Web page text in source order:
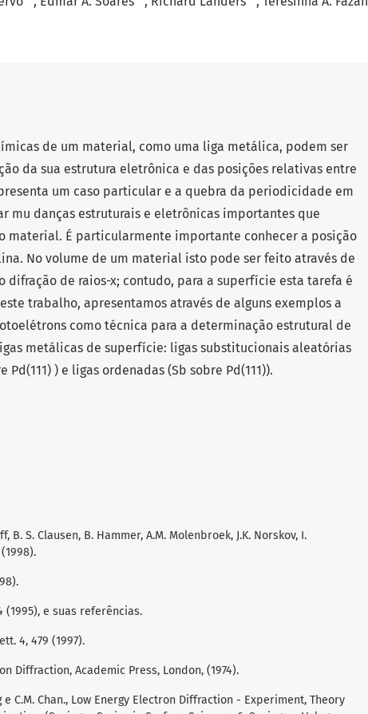
de um material, como uma liga metálica, podem ser
da sua estrutura eletrônica e das posições relativas entre
um caso particular e a quebra da periodicidade em
mu danças estruturais e eletrônicas importantes que
material. É particularmente importante conhecer a posição
No volume de um material isto pode ser feito através de
difração de raios-x; contudo, para a superfície esta tarefa é
trabalho, apresentamos através de alguns exemplos a
como técnica para a determinação estrutural de
metálicas de superfície: ligas substitucionais aleatórias
Pd(111) ) e ligas ordenadas (Sb sobre Pd(111)).
B. S. Clausen, B. Hammer, A.M. Molenbroek, J.K. Norskov, I.
(1995), e suas referências.
4, 479 (1997).
Diffraction, Academic Press, London, (1974).
e C.M. Chan., Low Energy Electron Diffraction - Experiment, Theory